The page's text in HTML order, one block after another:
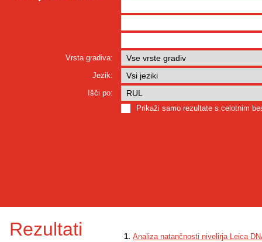
Vrsta gradiva:
Jezik:
Išči po:
Prikaži samo rezultate s celotnim
Rezultati 1. Analiza natančnosti nivelirja Leica